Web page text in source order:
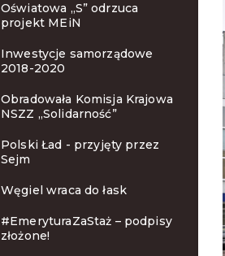
Oświatowa „S” odrzuca
projekt MEiN
Inwestycje samorządowe
2018-2020
Obradowała Komisja Krajowa
NSZZ „Solidarność”
Polski Ład - przyjęty przez
Sejm
Węgiel wraca do łask
#EmeryturaZaStaż – podpisy
złożone!